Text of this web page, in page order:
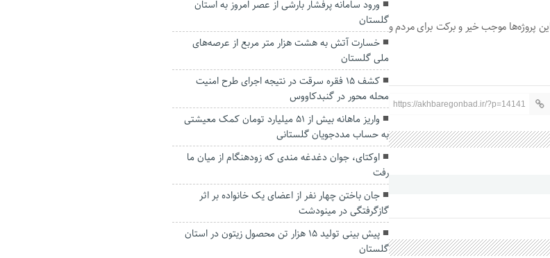
پروژه‌ها موجب خیر و برکت برای مردم و
https://akhbaregonbad.ir/?p=14141
ورود سامانه پرفشار بارشی از عصر امروز به استان
گلستان
خسارت آتش به هشت هزار متر مربع از عرصه‌های
ملی گلستان
کشف ۱۵ فقره سرقت در نتیجه اجرای طرح امنیت
محله محور در گنبدکاووس
واریز ماهانه بیش از ۵۱ میلیارد تومان کمک معیشتی
به حساب مددجویان گلستانی
اوکتای، جوان دغدغه مندی که زودهنگام از میان ما
رفت
جان باختن چهار نفر از اعضای یک خانواده بر اثر
گازگرفتگی در مینودشت
پیش بینی تولید ۱۵ هزار تن محصول زیتون در استان
گلستان